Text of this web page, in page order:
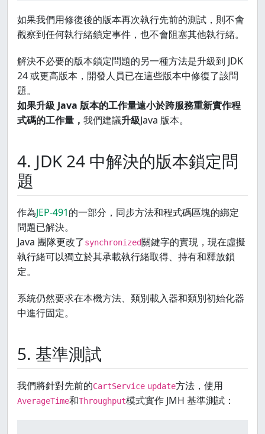
throw new RuntimeException(e);
}
如果我們用修復後的版本再次執行先前的測試，則不會
觀察到任何執行緒鎖定事件，也不會阻塞其他執行緒。
解決不必要的版本鎖定問題的另一種方法是升級到 JDK
24 或更高版本，開發人員已在這些版本中修復了該問
題。
如果升級 Java 版本的工作量遠小於跨服務重新實作程
式碼的工作量， 我們建議升級Java 版本。
4. JDK 24 中解決的版本鎖定問
題
作為JEP-491的一部分，同步方法和程式碼區塊的綁定
問題已解決。
Java 團隊更改了synchronized關鍵字的實現，現在虛擬
執行緒可以獨立於其承載執行緒取得、持有和釋放鎖
定。
系統仍然要求在本機方法、類別載入器和類別初始化器
中進行固定。
5. 基準測試
我們將針對先前的CartService update方法，使用
AverageTime和Throughput模式實作 JMH 基準測試：